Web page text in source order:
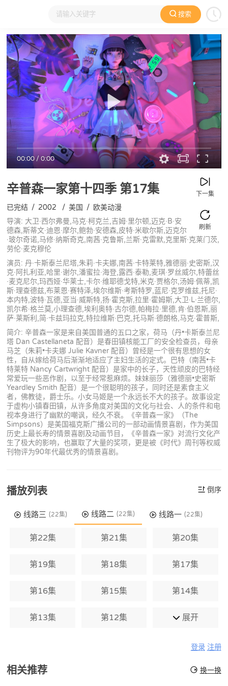
搜索
大家在看 日本动漫 国产动漫 欧美动漫 动漫电影
00:00/0:00
辛普森一家第十四季第17集 下一集
刷新
已完结 / 2002 / 美国 / 欧美动漫
导演: 大卫·西尔弗曼,马克·柯克兰,吉姆·里尔顿,迈克·B·安
德森,斯蒂文·迪恩·摩尔,鲍勃·安德森,皮特·米歇尔斯,迈克尔
·玻尔奇诺,马修·纳斯奇克,南茜·克鲁斯,兰斯·克雷默,克里斯·克莱门茨,
劳伦·麦克穆伦
演员: 丹·卡斯泰兰尼塔,朱莉·卡夫娜,南茜·卡特莱特,雅德丽·史密斯,汉
克·阿扎利亚,哈里·谢尔,潘蜜拉·海登,露西·泰勒,麦琪·罗丝威尔,特蕾丝
·麦克尼尔,玛西娅·华莱士,卡尔·维耶德戈特,米克·贾格尔,汤姆·佩蒂,凯
斯·理查德兹,布莱恩·赛特泽,埃尔维斯·考斯特罗,蓝尼·克罗维兹,托尼·
本内特,波特·瓦德,亚当·威斯特,扬·霍克斯,拉里·霍姆斯,大卫·L·兰德尔,
凯尔希·格兰莫,小理查德,埃利奥特·古尔德,帕梅拉·里德,肯·伯恩斯,丽
萨·莱斯利,简·卡兹玛拉克,特拉维斯·巴克,托马斯·德朗格,马克·霍普斯,
简介: 辛普森一家是来自美国普通的五口之家，荷马（丹•卡斯泰兰尼
塔 Dan Castellaneta 配音）是春田镇核能工厂的安全检查员，母亲
马芝（朱莉•卡夫娜 Julie Kavner 配音）曾经是一个很有思想的女
性，自从嫁给荷马后渐渐地适应了主妇生活的定式。巴特（南茜•卡
特莱特 Nancy Cartwright 配音）是家中的长子，天性顽皮的巴特经
常爱玩一些恶作剧，以至于经常惹麻烦。妹妹丽莎（雅德丽•史密斯
Yeardley Smith 配音）是一个很聪明的孩子，同时还是素食主义
者，佛教徒，爵士乐。小女马姬是一个永远长不大的孩子。故事设定
于虚构小镇春田镇，从许多角度对美国的文化与社会、人的条件和电
视本身进行了幽默的嘲讽，经久不衰。《辛普森一家》（The
Simpsons）是美国福克斯广播公司的一部动画情景喜剧，作为美国
历史上最长寿的情景喜剧及动画节目，《辛普森一家》对流行文化产
生了极大的影响，也赢取了大量的奖项，更是被《时代》周刊等权威
刊物评为90年代最优秀的情景喜剧。
播放列表 倒序
线路三 (22集) 线路二 (22集) 线路一 (22集)
第22集 第21集 第20集
第19集 第18集 第17集
第16集 第15集 第14集
第13集 第12集 展开
登录 注册
相关推荐 换一换